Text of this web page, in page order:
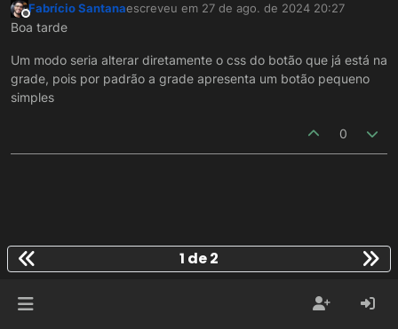
Offline
Fabrício Santanaescreveu em 27 de ago. de 2024 20:27
última edição por
Boa tarde
Um modo seria alterar diretamente o css do botão que já está na
grade, pois por padrão a grade apresenta um botão pequeno
simples
0
1 de 2